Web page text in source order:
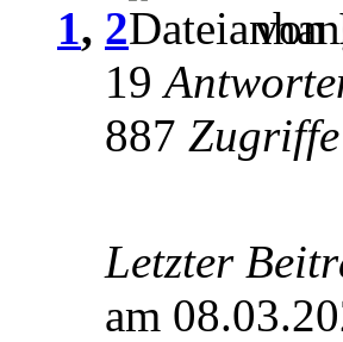
1, 2
von
19
887 Zugriffe
Letzter
am